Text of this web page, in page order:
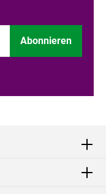
Abonnieren